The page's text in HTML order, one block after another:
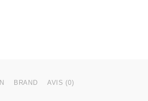
BRAND AVIS (0)